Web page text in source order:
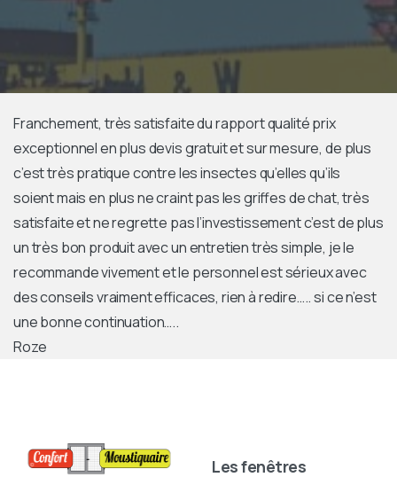
Franchement, très satisfaite du rapport qualité prix
exceptionnel en plus devis gratuit et sur mesure, de plus
c’est très pratique contre les insectes qu’elles qu’ils
soient mais en plus ne craint pas les griffes de chat, très
satisfaite et ne regrette pas l’investissement c’est de plus
un très bon produit avec un entretien très simple, je le
recommande vivement et le personnel est sérieux avec
des conseils vraiment efficaces, rien à redire….. si ce n’est
une bonne continuation…..
Roze
Les fenêtres